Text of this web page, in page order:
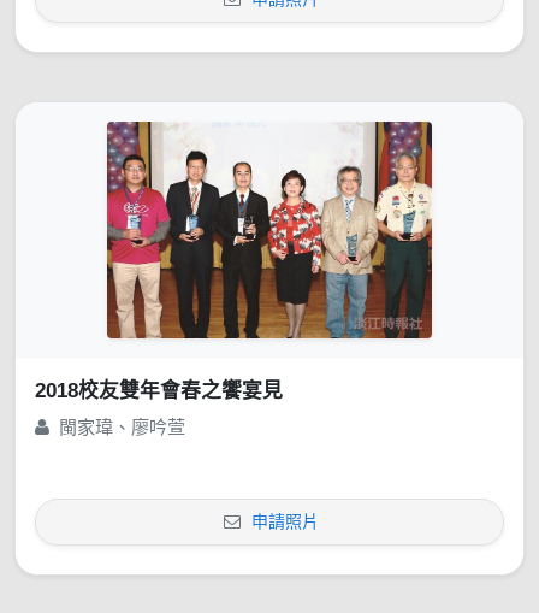
2018校友雙年會春之饗宴見
閩家瑋、廖吟萱
申請照片